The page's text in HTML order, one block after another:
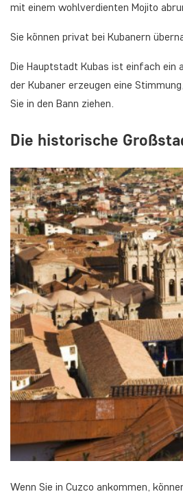
mit einem wohlverdienten Mojito
Sie können privat bei Kubanern
Die Hauptstadt Kubas ist einfach ein
der Kubaner erzeugen eine
Sie in den Bann ziehen.
Die historische
Wenn Sie in Cuzco ankommen,